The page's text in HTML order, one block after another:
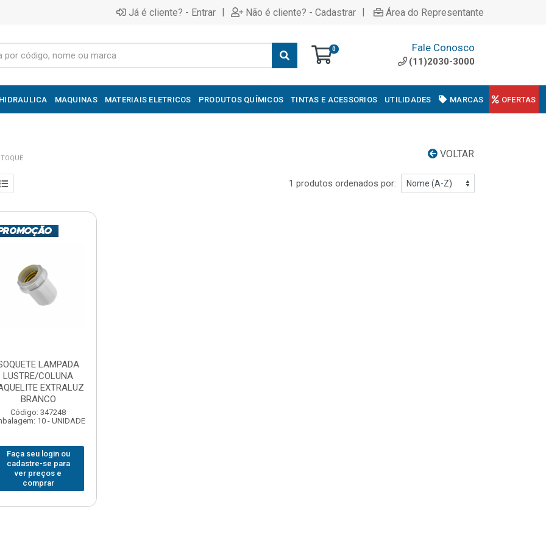
Já é cliente? - Entrar | Não é cliente? - Cadastrar | Área do Representante
0 Fale Conosco
(11)2030-3000
MAQUINAS MATERIAIS ELETRICOS PRODUTOS QUÍMICOS TINTAS E ACESSORIOS UTILIDADES MARCAS OFERTAS
VOLTAR
1 produtos ordenados por:
LAMPADA
LUSTRE/COLUNA
EXTRALUZ
BRANCO
Código: 347248
10 - UNIDADE
Faça seu login ou
cadastre-se para
ver preços e
comprar